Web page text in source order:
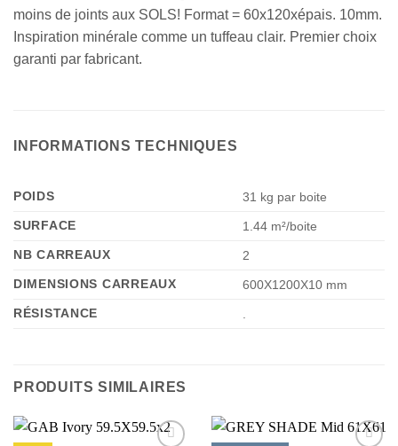
moins de joints aux SOLS! Format = 60x120xépais. 10mm.
Inspiration minérale comme un tuffeau clair. Premier choix
garanti par fabricant.
INFORMATIONS TECHNIQUES
POIDS
31 kg par boite
SURFACE
1.44 m²/boite
NB CARREAUX
2
DIMENSIONS CARREAUX
600X1200X10 mm
RÉSISTANCE
PRODUITS SIMILAIRES